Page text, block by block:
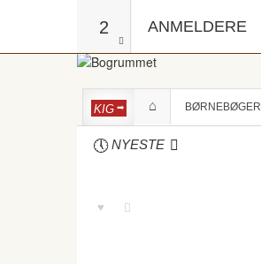
2 ANMELDERE
KIG BØRNEBØGER
NYESTE